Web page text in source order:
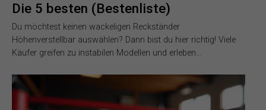
Die 5 besten (Bestenliste)
Du möchtest keinen wackeligen Reckständer
Höhenverstellbar auswählen? Dann bist du hier richtig! Viele
Käufer greifen zu instabilen Modellen und erleben…